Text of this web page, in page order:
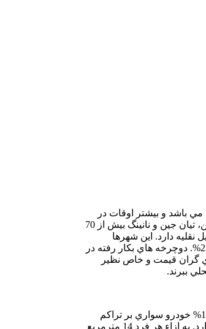
باشد و بيشتر اوقات در
انباريها خاک مي خورد، ولی درچين دوچرخه يك وسيله جدي سفر تا 5/1 ساعت رکاب زني و 10 کيلومتر مسافت روزمره مي باشد. در شهرهاي بزرگ مانند، پكن، تيان جين و نانينگ بيش از 70
دارد. اين شهرها
عبارتند از: گرونينگن در هلند 50%، داكا در بنگلادش 40%، ارلانگر آلمان 26%، ادنس در دانمارك 25%، توكيو در ژاپن 25%، مسكو در روسيه 24%، دهلي در هند 22%. دوچرخه هاي بكار رفته در
گران قيمت و خاص نظير
ببرند.
فضايي كه براي توقف خودرو سواري در نظر گرفته شده به راحتي 15 الي 20 دوچرخه را جاي می دهد. از نظر ترافيكي دوچرخه در حال سفر تقريباً به اندازه 15% خودرو سواري بر تراكم
مسير اثر مي گذارد. با توجه به متوسط اشغال ماشين كه در شهرهاي بزرگ حدود 3/1 مسافر بر هر وسيله نقليه است. يك ماشين كه به 18 مترمربع فضا نياز دارد. به ازاء هر فرد 14 مترمربع